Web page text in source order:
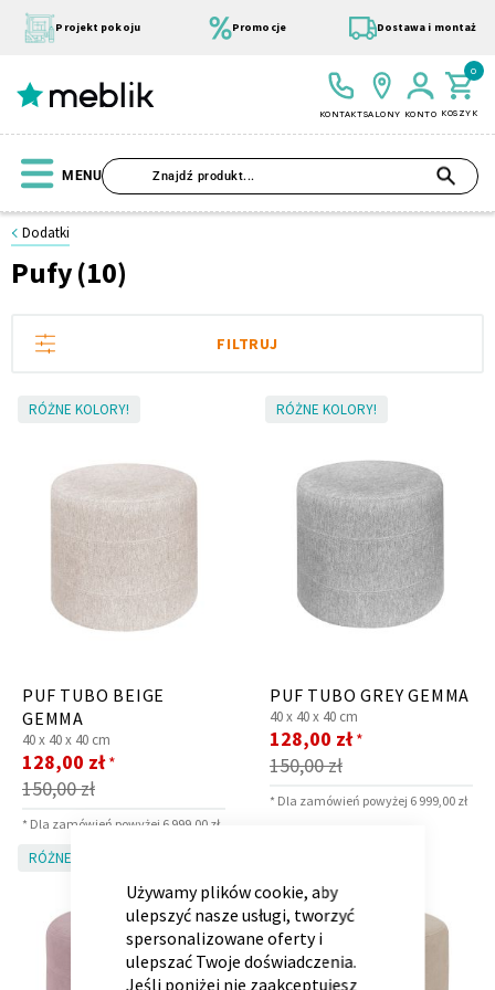
Używamy plików cookie, aby
ulepszyć nasze usługi, tworzyć
spersonalizowane oferty i
ulepszać Twoje doświadczenia.
Jeśli poniżej nie zaakceptujesz
treści
Projekt pokoju Promocje Dostawa i montaż
KONTAKTSALONY KONTO KOSZYK
0
MENU
Strona
główna
Dodatki
Dodatki
Pufy(10)
RÓŻNE KOLORY!
PUF TUBO BEIGE
GEMMA
40 x 40 x 40 cm
150,00 zł
Cena
promocyjna
128,00 zł *
* Dla zamówień powyżej 6 999,00 zł
RÓŻNE KOLORY!
PUF TUBO GREY GEMMA
40 x 40 x 40 cm
150,00 zł
Cena
promocyjna
128,00 zł *
* Dla zamówień powyżej 6 999,00 zł
RÓŻNE KOLORY!
FILTRUJ
Wolnostojące Stylowe
Biurko Komoda
Panele ścienne Poduchy
Wszystkie dodatki